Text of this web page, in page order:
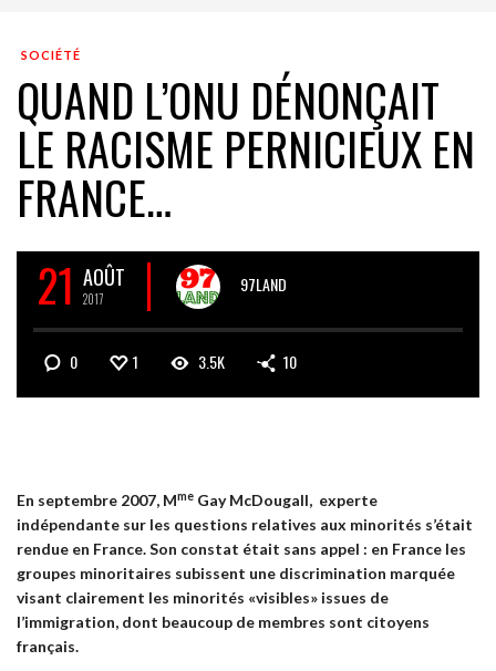
SOCIÉTÉ
QUAND L’ONU DÉNONÇAIT
LE RACISME PERNICIEUX EN
FRANCE…
21 AOÛT
2017
97LAND
0 1 3.5K 10
En septembre 2007, Mme Gay McDougall, experte
indépendante sur les questions relatives aux minorités s’était
rendue en France. Son constat était sans appel : en France les
groupes minoritaires subissent une discrimination marquée
visant clairement les minorités «visibles» issues de
l’immigration, dont beaucoup de membres sont citoyens
français.